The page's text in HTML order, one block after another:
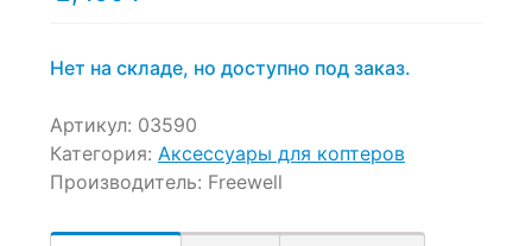
Нет на складе, но доступно под заказ.
Артикул: 03590
Категория: Аксессуары для коптеров
Производитель: Freewell